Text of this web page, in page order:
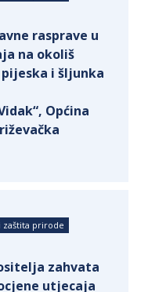
rasprave u
na okoliš
i šljunka
Općina
zaštita prirode
zahvata
utjecaja